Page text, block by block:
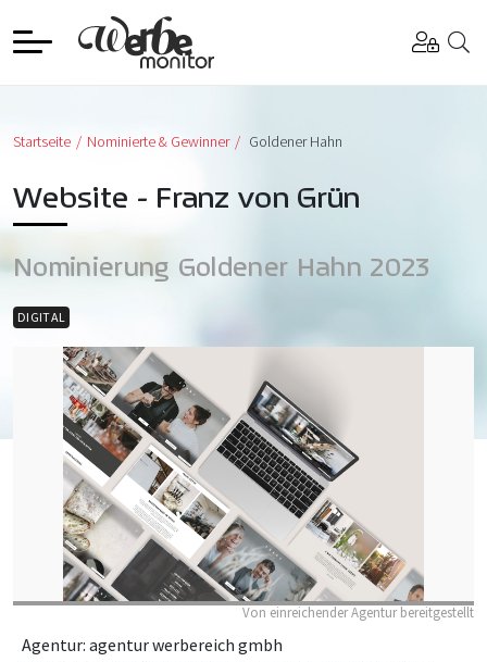
Startseite Nominierte & Gewinner Goldener Hahn
Website - Franz von Grün
Nominierung Goldener Hahn 2023
DIGITAL
Von einreichender Agentur bereitgestellt
Agentur: agentur werbereich gmbh